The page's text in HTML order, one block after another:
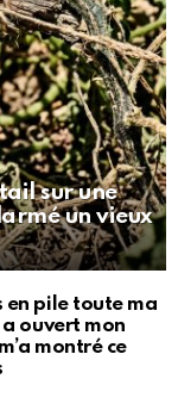
sur une
un vieux
en pile toute ma
ouvert mon
montré ce